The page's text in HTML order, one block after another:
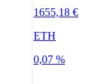
1655,18 €
ETH
0,07 %